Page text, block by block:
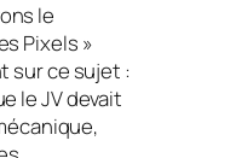
le
Pixels »
sur ce sujet :
le JV devait